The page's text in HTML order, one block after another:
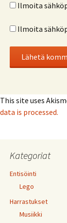
Ilmoita
Ilmoita
This site uses
data is processed.
Kategoriat
Entisöinti
Lego
Harrastukset
Musiikki